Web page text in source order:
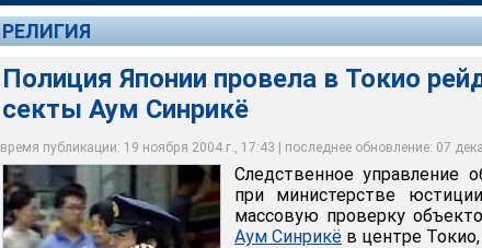
РЕЛИГИЯ
Полиция Японии провела в Токио
секты Аум Синрикё
время публикации: 19 ноября 2004 г., 17:43 | последнее обновление: 07
Полиция Японии провела в Токио рейды на объектах секты
Архив NEWSru.com
Следственное управление
при министерстве
массовую проверку
Аум Синрикё в центре